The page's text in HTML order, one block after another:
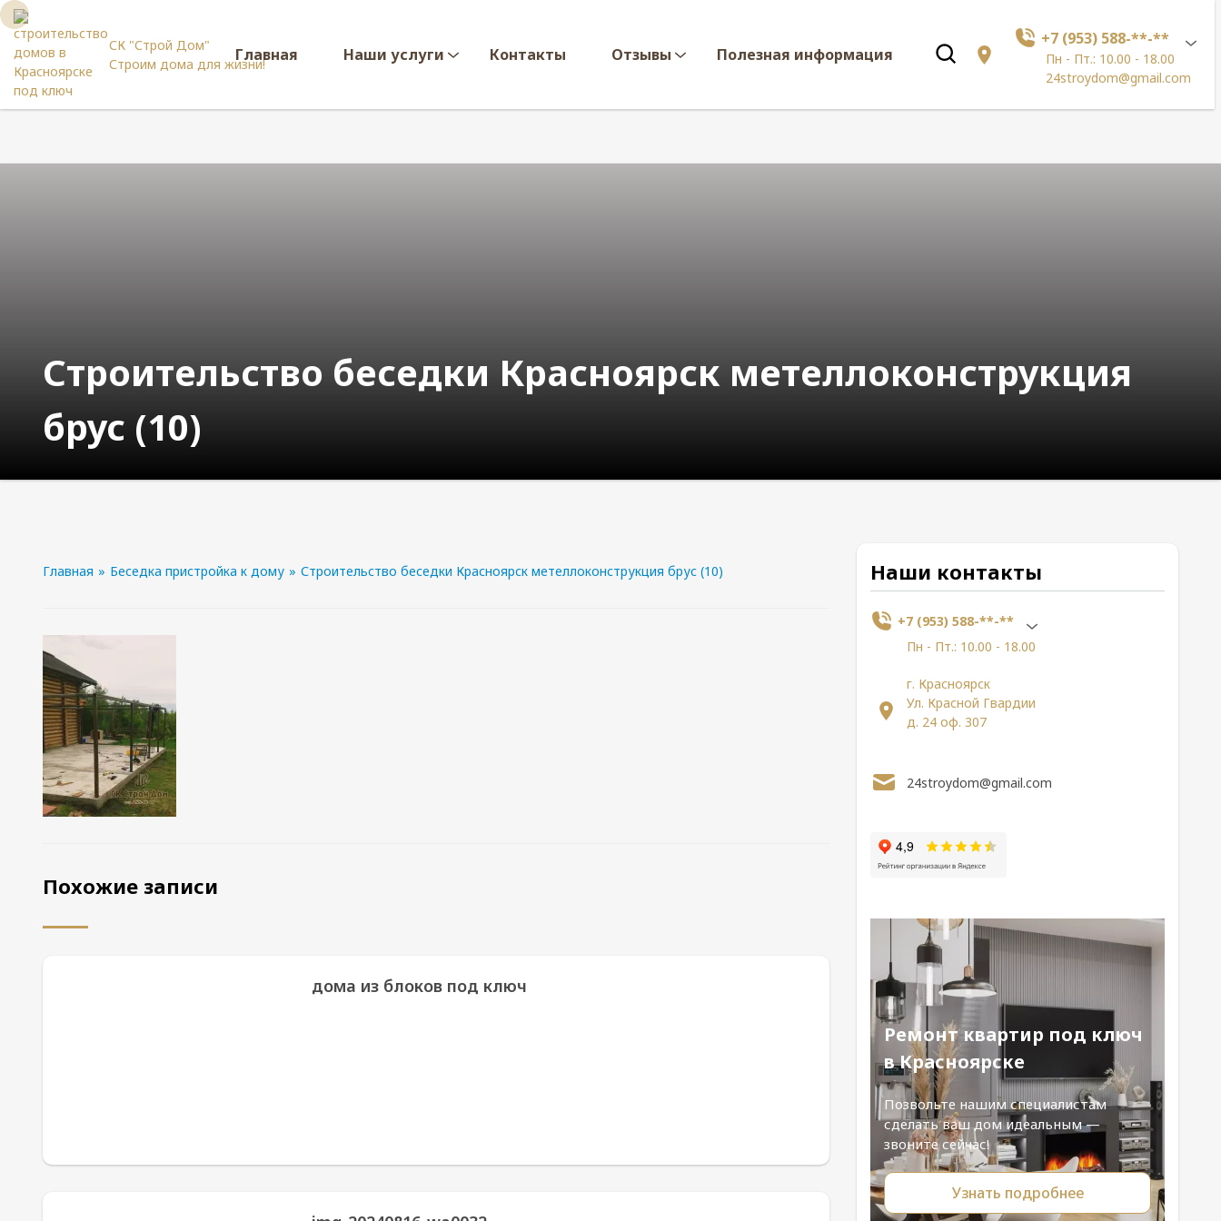
СК "Строй Дом"
Строим дома для жизни!Главная Наши услуги Контакты Отзывы Полезная информация
+7 (953) 588-**-**
Пн - Пт.: 10.00 - 18.00
24stroydom@gmail.com
Строительство беседки Красноярск метеллоконструкция
брус (10)
Главная » Беседка пристройка к дому » Строительство беседки Красноярск метеллоконструкция брус (10)
Похожие записи
дома из блоков под ключ
Наши контакты
+7 (953) 588-**-**
Пн - Пт.: 10.00 - 18.00
г. Красноярск
Ул. Красной Гвардии
д. 24 оф. 307
24stroydom@gmail.com
Ремонт квартир под ключ
в Красноярске
Позвольте нашим специалистам
сделать ваш дом идеальным —
звоните сейчас!
Узнать подробнее